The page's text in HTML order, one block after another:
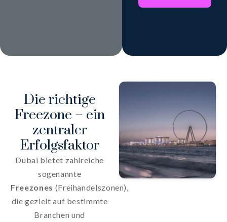
Die richtige
Freezone – ein
zentraler
Erfolgsfaktor
Dubai bietet zahlreiche
sogenannte
Freezones (Freihandelszonen),
die gezielt auf bestimmte
Branchen und